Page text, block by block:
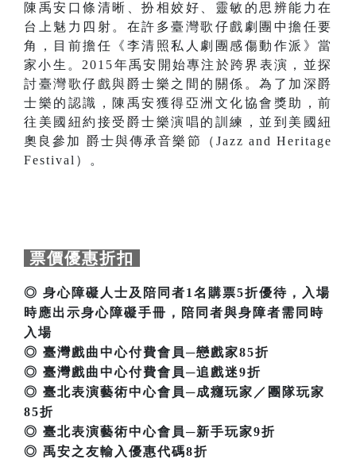
陳禹安口條清晰、扮相姣好、靈敏的思辨能力在
台上魅力四射。在許多臺灣歌仔戲劇團中擔任要
角，目前擔任《李清照私人劇團感傷動作派》當
家小生。2015年禹安開始專注於跨界表演，並探
討臺灣歌仔戲與爵士樂之間的關係。為了加深爵
士樂的認識，陳禹安獲得亞洲文化協會獎助，前
往美國紐約接受爵士樂演唱的訓練，並到美國紐
奧良參加 爵士與傳承音樂節（Jazz and Heritage
Festival）。
票價優惠折扣
◎ 身心障礙人士及陪同者1名購票5折優待，入場
時應出示身心障礙手冊，陪同者與身障者需同時
入場
◎ 臺灣戲曲中心付費會員─戀戲家85折
◎ 臺灣戲曲中心付費會員─追戲迷9折
◎ 臺北表演藝術中心會員─成癮玩家／團隊玩家
85折
◎ 臺北表演藝術中心會員─新手玩家9折
◎ 禹安之友輸入優惠代碼8折